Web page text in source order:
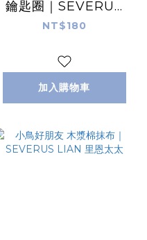
鑰匙圈｜SEVERUS
LIAN 里恩太太
NT$180
加入購物車